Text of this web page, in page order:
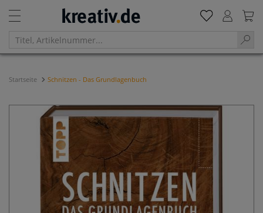
Startseite Schnitzen - Das Grundlagenbuch